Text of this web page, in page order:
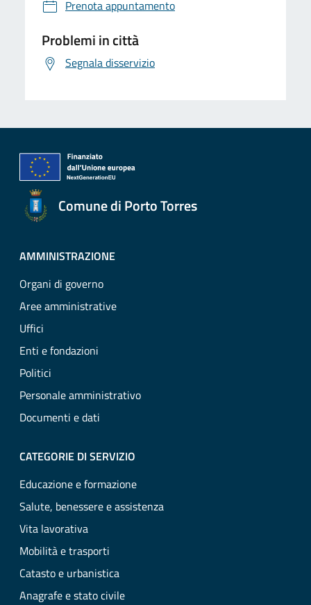
Prenota appuntamento
Problemi in città
Segnala disservizio
Comune di Porto Torres
AMMINISTRAZIONE
Organi di governo
Aree amministrative
Uffici
Enti e fondazioni
Politici
Personale amministrativo
Documenti e dati
CATEGORIE DI SERVIZIO
Educazione e formazione
Salute, benessere e assistenza
Vita lavorativa
Mobilità e trasporti
Catasto e urbanistica
Anagrafe e stato civile